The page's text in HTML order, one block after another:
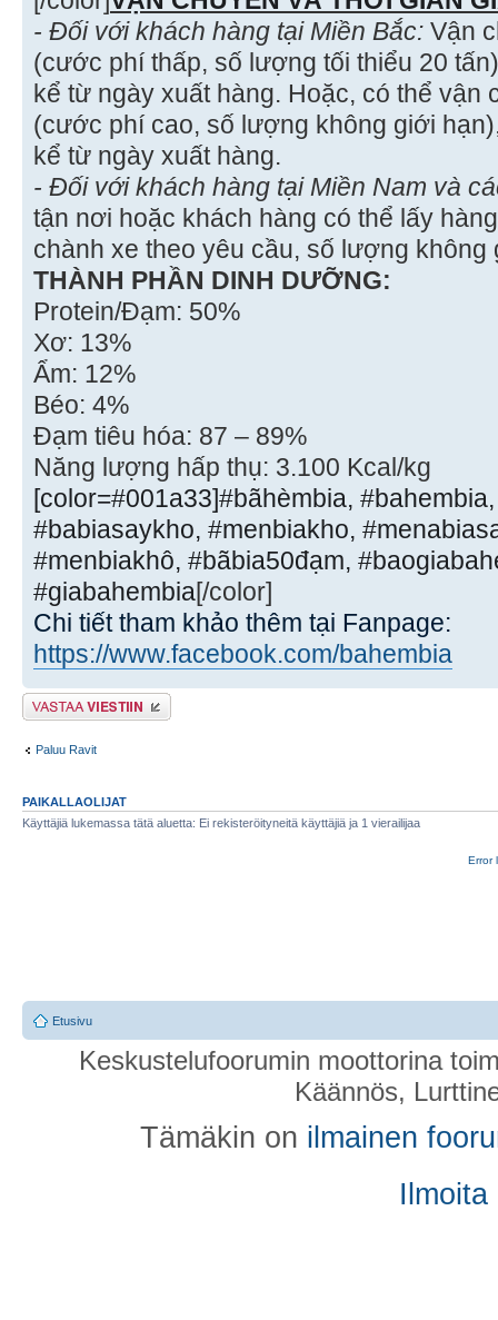
- Đối với khách hàng tại Miền Bắc: Vận
(cước phí thấp, số lượng tối thiểu 20
kể từ ngày xuất hàng. Hoặc, có thể vận
(cước phí cao, số lượng không giới
kể từ ngày xuất hàng.
- Đối với khách hàng tại Miền Nam và
tận nơi hoặc khách hàng có thể lấy
chành xe theo yêu cầu, số lượng không
THÀNH PHẦN DINH DƯỠNG:
Protein/Đạm: 50%
Xơ: 13%
Ẩm: 12%
Béo: 4%
Đạm tiêu hóa: 87 – 89%
Năng lượng hấp thụ: 3.100 Kcal/kg
[color=#001a33]#bãhèmbia,
#babiasaykho, #menbiakho,
#menbiakhô, #bãbia50đạm,
#giabahembia[/color]
Chi tiết tham khảo thêm tại Fanpage:
https://www.facebook.com/bahembia
Lähetä vastaus
Paluu Ravit
PAIKALLAOLIJAT
Käyttäjiä lukemassa tätä aluetta: Ei rekisteröityneitä käyttäjiä ja 1 vierailijaa
Error
Etusivu
Keskustelufoorumin moottorina
Käännös,
Tämäkin on ilmainen